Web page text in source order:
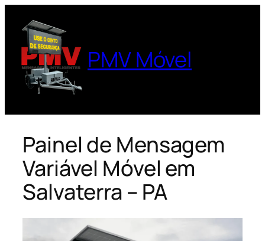
para
conteúdo
PMV Móvel
Painel de Mensagem
Variável Móvel em
Salvaterra – PA